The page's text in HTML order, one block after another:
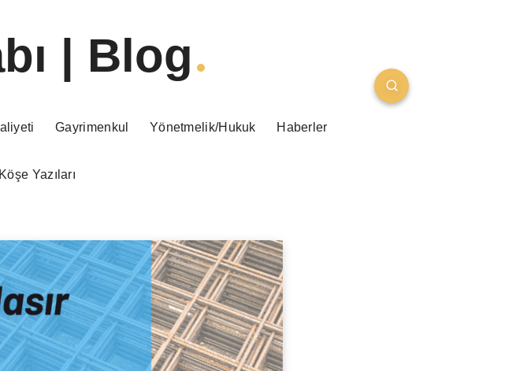
| Blog
Gayrimenkul Yönetmelik/Hukuk Haberler
Yazıları